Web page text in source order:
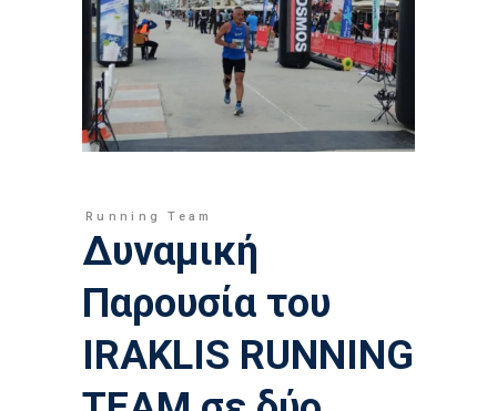
Running Team
Δυναμική
Παρουσία του
IRAKLIS RUNNING